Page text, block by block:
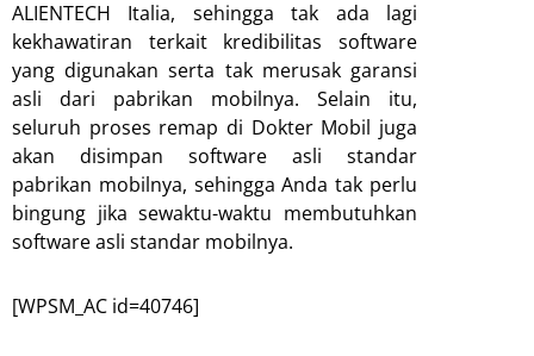
ALIENTECH Italia, sehingga tak ada lagi
kekhawatiran terkait kredibilitas software
yang digunakan serta tak merusak garansi
asli dari pabrikan mobilnya. Selain itu,
seluruh proses remap di Dokter Mobil juga
akan disimpan software asli standar
pabrikan mobilnya, sehingga Anda tak perlu
bingung jika sewaktu-waktu membutuhkan
software asli standar mobilnya.
[WPSM_AC id=40746]